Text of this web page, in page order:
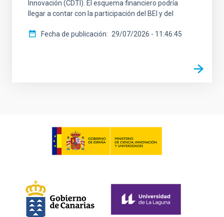
Innovación (CDTI). El esquema financiero podría
llegar a contar con la participación del BEI y del
Fecha de publicación 29/07/2026 - 11:46:45